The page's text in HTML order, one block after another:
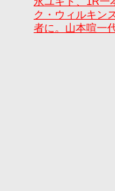
ク・ウィルキン
者に。山本喧一